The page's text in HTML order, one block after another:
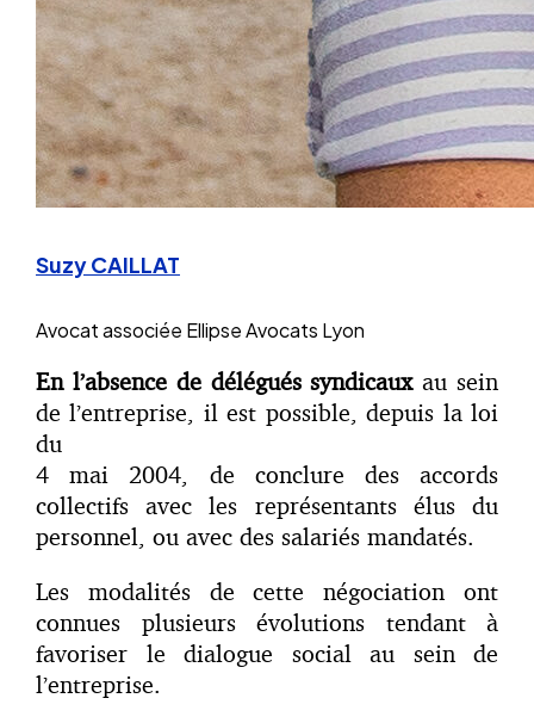
Suzy CAILLAT
Avocat associée Ellipse Avocats Lyon
En l’absence de délégués syndicauxau sein
de l’entreprise, il est possible, depuis la loi
du
4 mai 2004, de conclure des accords
collectifs avec les représentants élus du
personnel, ou avec des salariés mandatés.
Les modalités de cette négociation ont
connues plusieurs évolutions tendant à
favoriser le dialogue social au sein de
l’entreprise.